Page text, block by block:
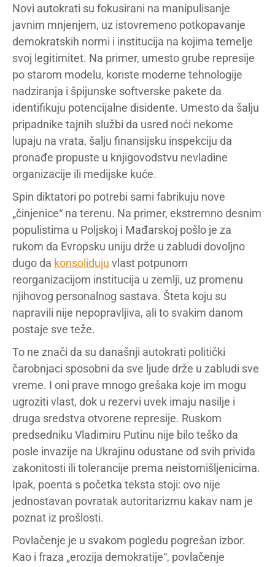
Novi autokrati su fokusirani na manipulisanje
javnim mnjenjem, uz istovremeno potkopavanje
demokratskih normi i institucija na kojima temelje
svoj legitimitet. Na primer, umesto grube represije
po starom modelu, koriste moderne tehnologije
nadziranja i špijunske softverske pakete da
identifikuju potencijalne disidente. Umesto da šalju
pripadnike tajnih službi da usred noći nekome
lupaju na vrata, šalju finansijsku inspekciju da
pronađe propuste u knjigovodstvu nevladine
organizacije ili medijske kuće.
Spin diktatori po potrebi sami fabrikuju nove
„činjenice“ na terenu. Na primer, ekstremno desnim
populistima u Poljskoj i Mađarskoj pošlo je za
rukom da Evropsku uniju drže u zabludi dovoljno
dugo da konsoliduju vlast potpunom
reorganizacijom institucija u zemlji, uz promenu
njihovog personalnog sastava. Šteta koju su
napravili nije nepopravljiva, ali to svakim danom
postaje sve teže.
To ne znači da su današnji autokrati politički
čarobnjaci sposobni da sve ljude drže u zabludi sve
vreme. I oni prave mnogo grešaka koje im mogu
ugroziti vlast, dok u rezervi uvek imaju nasilje i
druga sredstva otvorene represije. Ruskom
predsedniku Vladimiru Putinu nije bilo teško da
posle invazije na Ukrajinu odustane od svih privida
zakonitosti ili tolerancije prema neistomišljenicima.
Ipak, poenta s početka teksta stoji: ovo nije
jednostavan povratak autoritarizmu kakav nam je
poznat iz prošlosti.
Povlačenje je u svakom pogledu pogrešan izbor.
Kao i fraza „erozija demokratije“, povlačenje